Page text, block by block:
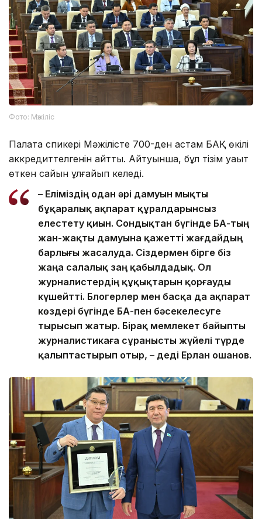
Фото: Мәжіліс
Палата спикері Мәжілісте 700-ден астам БАҚ өкілі
аккредиттелгенін айтты. Айтуынша, бұл тізім уақыт
өткен сайын ұлғайып келеді.
– Еліміздің одан әрі дамуын мықты
бұқаралық ақпарат құралдарынсыз
елестету қиын. Сондықтан бүгінде БАҚ-тың
жан-жақты дамуына қажетті жағдайдың
барлығы жасалуда. Сіздермен бірге біз
жаңа салалық заң қабылдадық. Ол
журналистердің құқықтарын қорғауды
күшейтті. Блогерлер мен басқа да ақпарат
көздері бүгінде БАҚ-пен бәсекелесуге
тырысып жатыр. Бірақ мемлекет байыпты
журналистикаға сұранысты жүйелі түрде
қалыптастырып отыр, – деді Ерлан Қошанов.